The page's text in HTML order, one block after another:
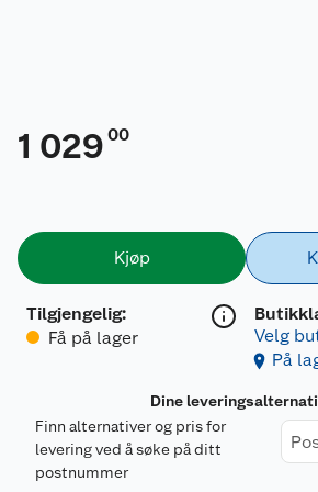
1 029 00
Kjøp
Tilgjengelig:
Få på lager
Velg
På
Dine
Finn alternativer og pris for
levering ved å søke på ditt
postnummer